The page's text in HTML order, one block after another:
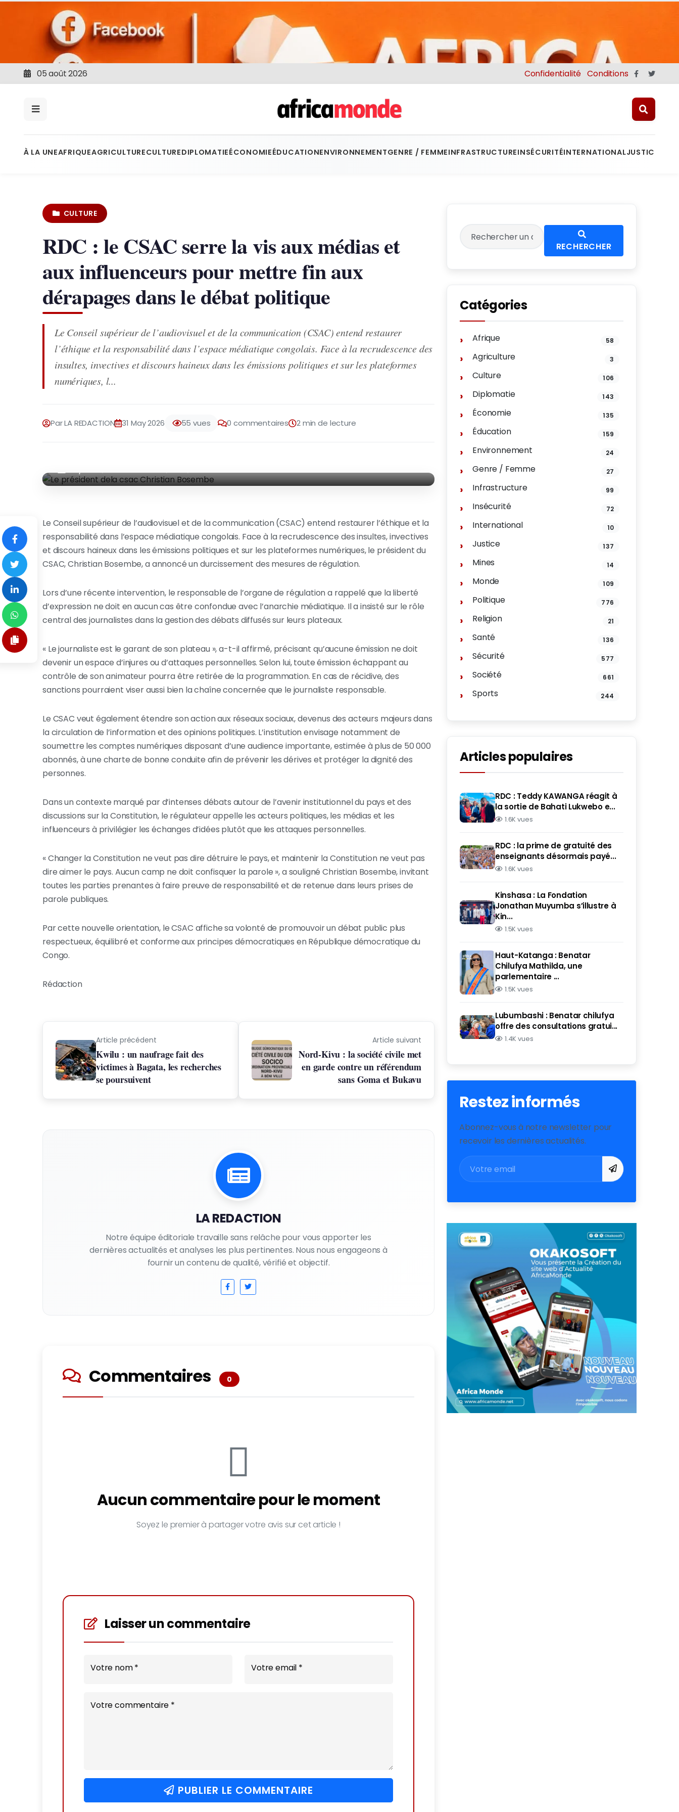
05 août 2026 Confidentialité Conditions
À LA UNEAFRIQUEAGRICULTURECULTUREDIPLOMATIEÉCONOMIEÉDUCATIONENVIRONNEMENTGENRE / FEMMEINFRASTRUCTUREINSÉCURITÉINTERNATIONALJUSTICE
CULTURE
RDC : le CSAC serre la vis aux médias et
aux influenceurs pour mettre fin aux
dérapages dans le débat politique
Le Conseil supérieur de l’audiovisuel et de la communication (CSAC) entend restaurer
l’éthique et la responsabilité dans l’espace médiatique congolais. Face à la recrudescence des
insultes, invectives et discours haineux dans les émissions politiques et sur les plateformes
numériques, l...
Par LA REDACTION 31 May 2026 55 vues 0 commentaires 2 min de lecture
Le Conseil supérieur de l’audiovisuel et de la communication (CSAC) entend restaurer l’éthique et la
responsabilité dans l’espace médiatique congolais. Face à la recrudescence des insultes, invectives
et discours haineux dans les émissions politiques et sur les plateformes numériques, le président du
CSAC, Christian Bosembe, a annoncé un durcissement des mesures de régulation.
Lors d’une récente intervention, le responsable de l’organe de régulation a rappelé que la liberté
d’expression ne doit en aucun cas être confondue avec l’anarchie médiatique. Il a insisté sur le rôle
central des journalistes dans la gestion des débats diffusés sur leurs plateaux.
« Le journaliste est le garant de son plateau », a-t-il affirmé, précisant qu’aucune émission ne doit
devenir un espace d’injures ou d’attaques personnelles. Selon lui, toute émission échappant au
contrôle de son animateur pourra être retirée de la programmation. En cas de récidive, des
sanctions pourraient viser aussi bien la chaîne concernée que le journaliste responsable.
Le CSAC veut également étendre son action aux réseaux sociaux, devenus des acteurs majeurs dans
la circulation de l’information et des opinions politiques. L’institution envisage notamment de
soumettre les comptes numériques disposant d’une audience importante, estimée à plus de 50 000
abonnés, à une charte de bonne conduite afin de prévenir les dérives et protéger la dignité des
personnes.
Dans un contexte marqué par d’intenses débats autour de l’avenir institutionnel du pays et des
discussions sur la Constitution, le régulateur appelle les acteurs politiques, les médias et les
influenceurs à privilégier les échanges d’idées plutôt que les attaques personnelles.
« Changer la Constitution ne veut pas dire détruire le pays, et maintenir la Constitution ne veut pas
dire aimer le pays. Aucun camp ne doit confisquer la parole », a souligné Christian Bosembe, invitant
toutes les parties prenantes à faire preuve de responsabilité et de retenue dans leurs prises de
parole publiques.
Par cette nouvelle orientation, le CSAC affiche sa volonté de promouvoir un débat public plus
respectueux, équilibré et conforme aux principes démocratiques en République démocratique du
Congo.
Rédaction
Article précédent
Kwilu : un naufrage fait des
victimes à Bagata, les recherches
se poursuivent
Article suivant
Nord-Kivu : la société civile met
en garde contre un référendum
sans Goma et Bukavu
LA REDACTION
Notre équipe éditoriale travaille sans relâche pour vous apporter les
dernières actualités et analyses les plus pertinentes. Nous nous engageons à
fournir un contenu de qualité, vérifié et objectif.
Commentaires 0
Aucun commentaire pour le moment
Soyez le premier à partager votre avis sur cet article !
Laisser un commentaire
Votre nom * Votre email *
Votre commentaire *
PUBLIER LE COMMENTAIRE
RECHERCHER
Catégories
Afrique 58
Agriculture 3
Culture 106
Diplomatie 143
Économie 135
Éducation 159
Environnement 24
Genre / Femme 27
Infrastructure 99
Insécurité 72
International 10
Justice 137
Mines 14
Monde 109
Politique 776
Religion 21
Santé 136
Sécurité 577
Société 661
Sports 244
Articles populaires
RDC : Teddy KAWANGA réagit à
la sortie de Bahati Lukwebo e...
1.6K vues
RDC : la prime de gratuité des
enseignants désormais payé...
1.6K vues
Kinshasa : La Fondation
Jonathan Muyumba s’illustre à
Kin...
1.5K vues
Haut-Katanga : Benatar
Chilufya Mathilda, une
parlementaire ...
1.5K vues
Lubumbashi : Benatar chilufya
offre des consultations gratui...
1.4K vues
Restez informés
Abonnez-vous à notre newsletter pour
recevoir les dernières actualités.